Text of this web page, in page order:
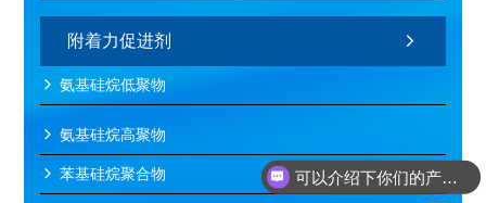
附着力促进剂
氨基硅烷低聚物
氨基硅烷高聚物
苯基硅烷聚合物 可以介绍下你们的产品么